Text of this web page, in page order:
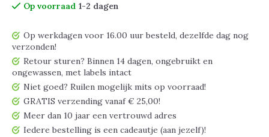
Op voorraad 1-2 dagen
Op werkdagen voor 16.00 uur besteld, dezelfde dag nog
verzonden!
Retour sturen? Binnen 14 dagen, ongebruikt en
ongewassen, met labels intact
Niet goed? Ruilen mogelijk mits op voorraad!
GRATIS verzending vanaf € 25,00!
Meer dan 10 jaar een vertrouwd adres
Iedere bestelling is een cadeautje (aan jezelf)!